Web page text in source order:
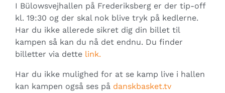
I Bülowsvejhallen på Frederiksberg er der tip-off
kl. 19:30 og der skal nok blive tryk på kedlerne.
Har du ikke allerede sikret dig din billet til
kampen så kan du nå det endnu. Du finder
billetter via dette link.
Har du ikke mulighed for at se kamp live i hallen
kan kampen også ses på danskbasket.tv